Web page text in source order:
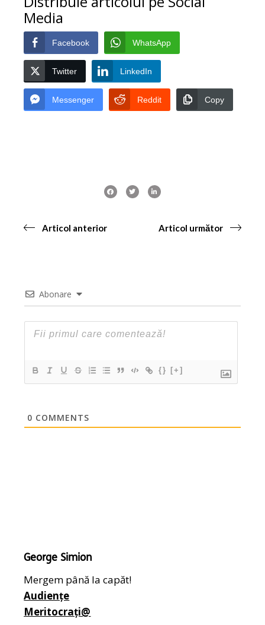
Media
Facebook WhatsApp
Twitter LinkedIn
Messenger Reddit Copy
Articol anterior Articol următor
Abonare
{} [+]
0 COMMENTS
George Simion
Mergem până la capăt!
Audiențe
Meritocrați@